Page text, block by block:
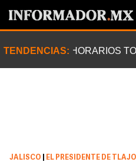
TENDENCIAS: HORARIOS
JALISCO
EL PRESIDENTE DE